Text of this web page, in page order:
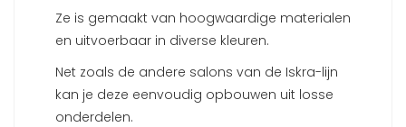
Ze is gemaakt van hoogwaardige materialen
en uitvoerbaar in diverse kleuren.
Net zoals de andere salons van de Iskra-lijn
kan je deze eenvoudig opbouwen uit losse
onderdelen.